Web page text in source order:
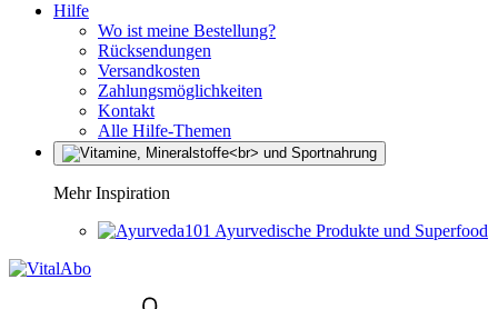
Hilfe
Wo ist meine Bestellung?
Rücksendungen
Versandkosten
Zahlungsmöglichkeiten
Kontakt
Alle Hilfe-Themen
Mehr Inspiration
Ayurvedische Produkte und Superfood